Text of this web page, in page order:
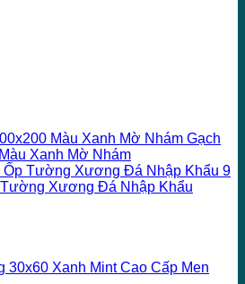
Gạch
Xanh Mờ Nhám
9
Tường Xương Đá Nhập Khẩu